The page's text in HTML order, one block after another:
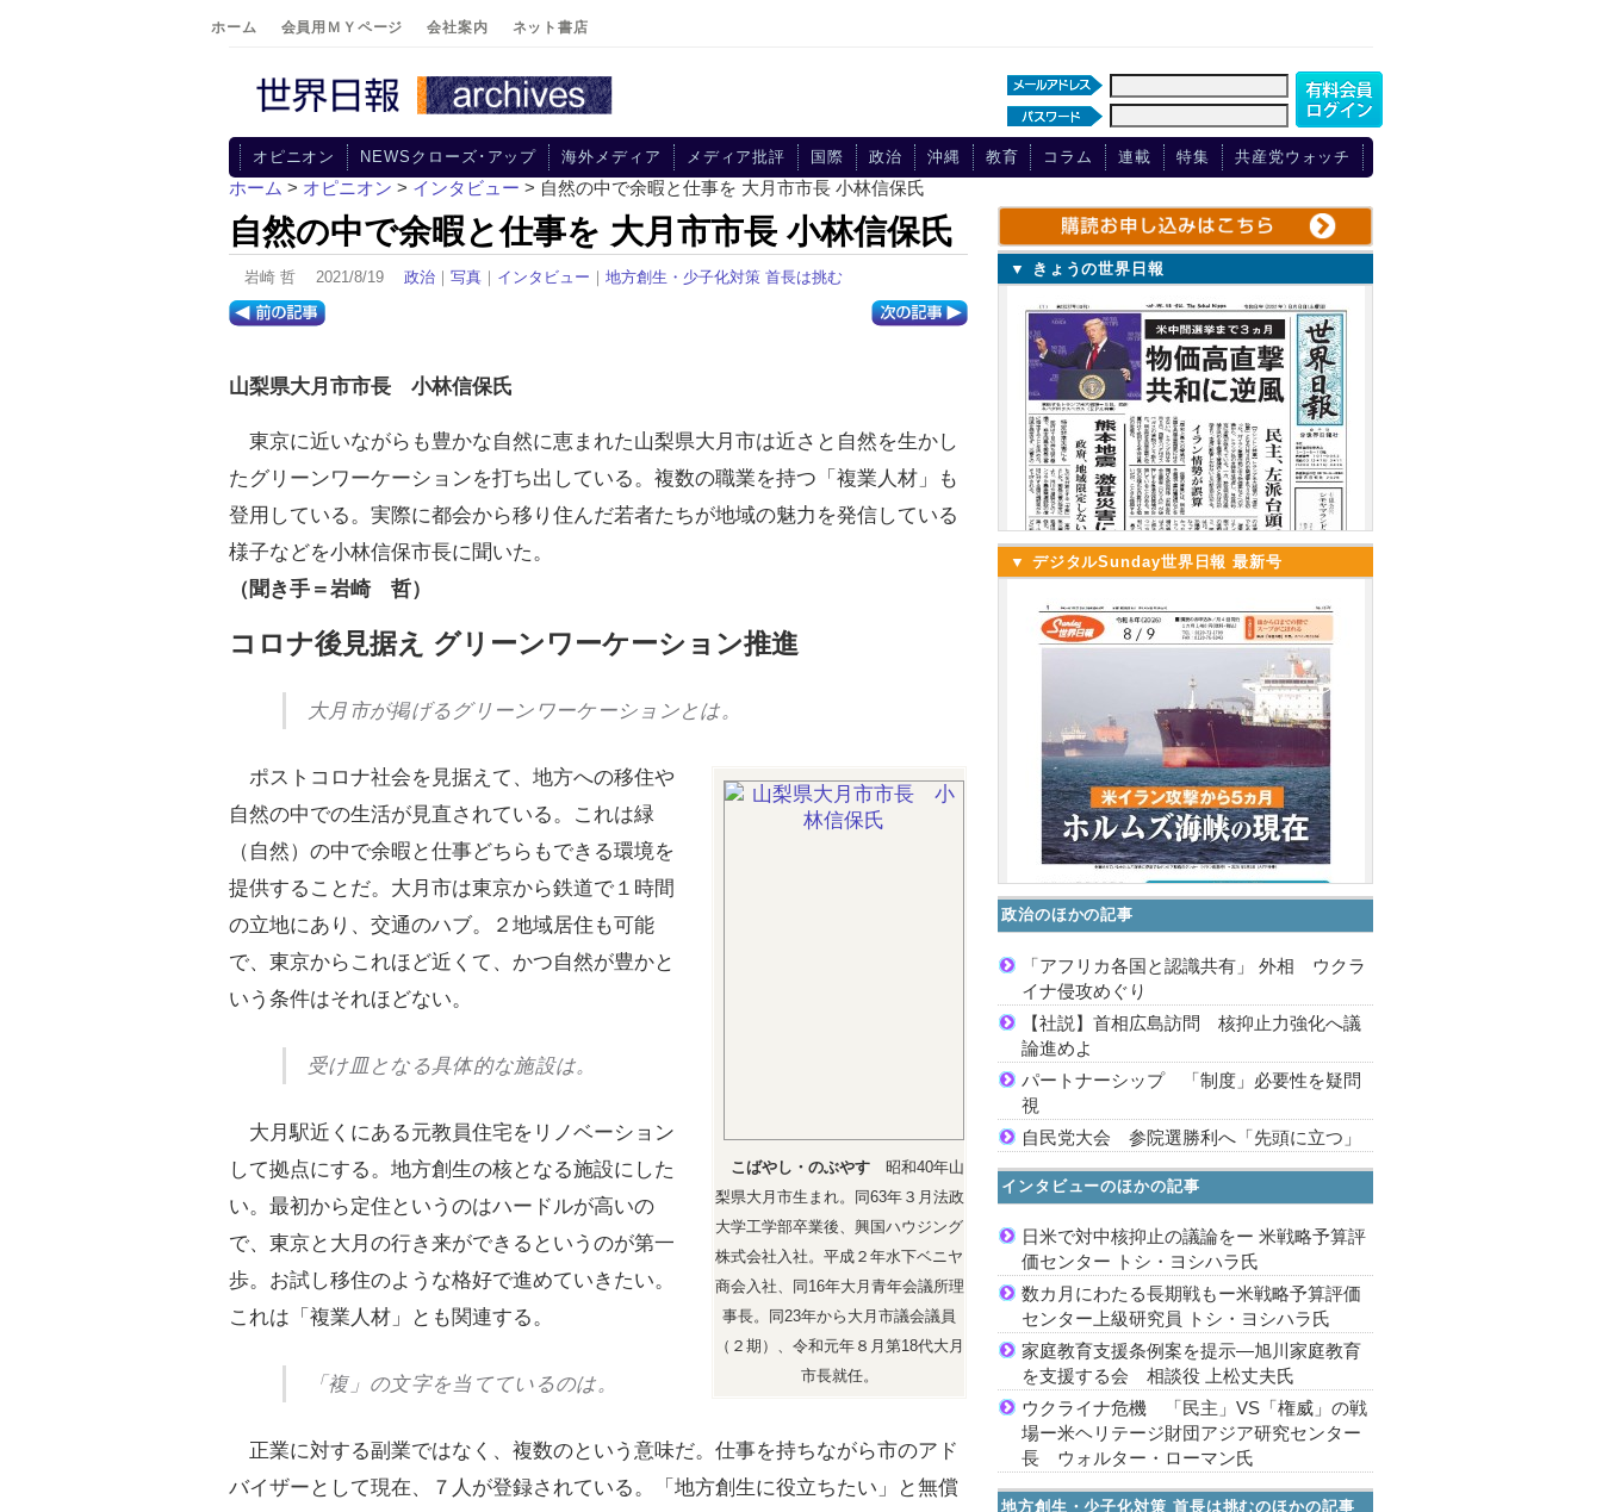
ホーム 会員用ＭＹページ 会社案内 ネット書店
オピニオン NEWSクローズ･アップ 海外メディア メディア批評 国際 政治 沖縄 教育 コラム 連載 特集 共産党ウォッチ
ホーム > オピニオン > インタビュー > 自然の中で余暇と仕事を 大月市市長 小林信保氏
自然の中で余暇と仕事を 大月市市長 小林信保氏
岩崎 哲 2021/8/19 政治 ｜ 写真 ｜ インタビュー ｜ 地方創生・少子化対策 首長は挑む
山梨県大月市市長 小林信保氏
東京に近いながらも豊かな自然に恵まれた山梨県大月市は近さと自然を生かし
たグリーンワーケーションを打ち出している。複数の職業を持つ「複業人材」も
登用している。実際に都会から移り住んだ若者たちが地域の魅力を発信している
様子などを小林信保市長に聞いた。
（聞き手＝岩崎 哲）
コロナ後見据え グリーンワーケーション推進
大月市が掲げるグリーンワーケーションとは。
こばやし・のぶやす昭和40年山
梨県大月市生まれ。同63年３月法政
大学工学部卒業後、興国ハウジング
株式会社入社。平成２年水下ベニヤ
商会入社、同16年大月青年会議所理
事長。同23年から大月市議会議員
（２期）、令和元年８月第18代大月
市長就任。
ポストコロナ社会を見据えて、地方への移住や
自然の中での生活が見直されている。これは緑
（自然）の中で余暇と仕事どちらもできる環境を
提供することだ。大月市は東京から鉄道で１時間
の立地にあり、交通のハブ。２地域居住も可能
で、東京からこれほど近くて、かつ自然が豊かと
いう条件はそれほどない。
受け皿となる具体的な施設は。
大月駅近くにある元教員住宅をリノベーション
して拠点にする。地方創生の核となる施設にした
い。最初から定住というのはハードルが高いの
で、東京と大月の行き来ができるというのが第一
歩。お試し移住のような格好で進めていきたい。
これは「複業人材」とも関連する。
「複」の文字を当てているのは。
正業に対する副業ではなく、複数のという意味だ。仕事を持ちながら市のアド
バイザーとして現在、７人が登録されている。「地方創生に役立ちたい」と無償
▼ きょうの世界日報
▼ デジタルSunday世界日報 最新号
政治のほかの記事
「アフリカ各国と認識共有」 外相 ウクラ
イナ侵攻めぐり
【社説】首相広島訪問 核抑止力強化へ議
論進めよ
パートナーシップ 「制度」必要性を疑問
視
自民党大会 参院選勝利へ「先頭に立つ」
インタビューのほかの記事
日米で対中核抑止の議論をー 米戦略予算評
価センター トシ・ヨシハラ氏
数カ月にわたる長期戦もー米戦略予算評価
センター上級研究員 トシ・ヨシハラ氏
家庭教育支援条例案を提示―旭川家庭教育
を支援する会 相談役 上松丈夫氏
ウクライナ危機 「民主」VS「権威」の戦
場ー米ヘリテージ財団アジア研究センター
長 ウォルター・ローマン氏
地方創生・少子化対策 首長は挑むのほかの記事